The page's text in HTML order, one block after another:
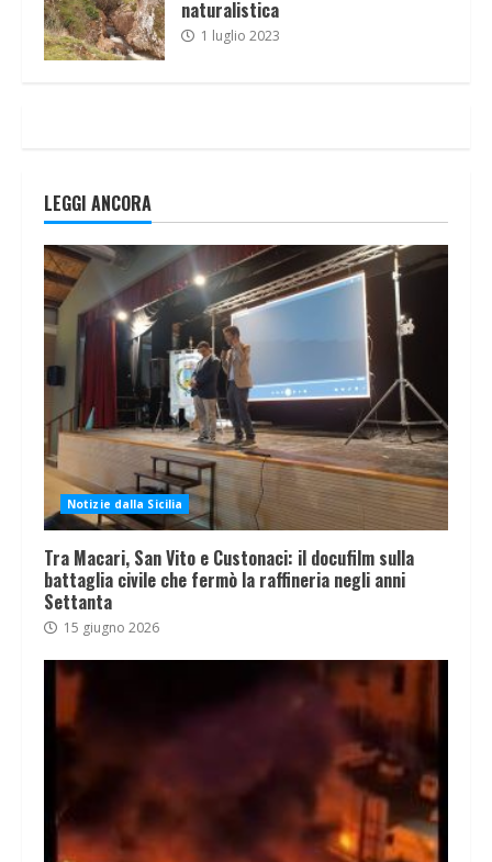
naturalistica
1 luglio 2023
LEGGI ANCORA
Notizie dalla Sicilia
Tra Macari, San Vito e Custonaci: il docufilm sulla
battaglia civile che fermò la raffineria negli anni
Settanta
15 giugno 2026